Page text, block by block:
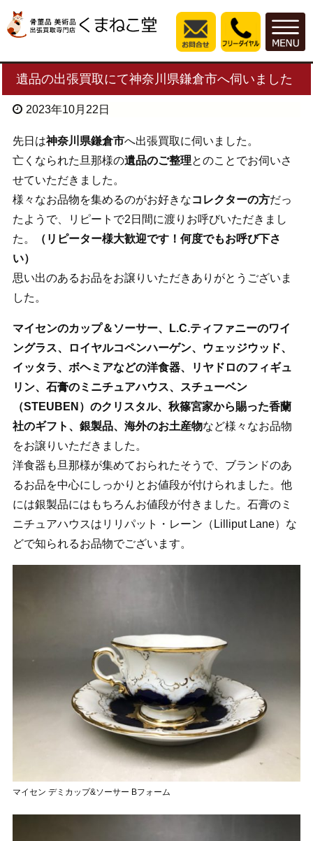
遺品の出張買取にて神奈川県鎌倉市へ伺いました
2023年10月22日
先日は神奈川県鎌倉市へ出張買取に伺いました。
亡くなられた旦那様の遺品のご整理とのことでお伺いさ
せていただきました。
様々なお品物を集めるのがお好きなコレクターの方だっ
たようで、リピートで2日間に渡りお呼びいただきまし
た。
（リピーター様大歓迎です！何度でもお呼び下さ
い）
思い出のあるお品をお譲りいただきありがとうございま
した。
マイセンのカップ＆ソーサー、L.C.ティファニーのワイ
ングラス、ロイヤルコペンハーゲン、ウェッジウッド、
イッタラ、ボヘミアなどの洋食器、リヤドロのフィギュ
リン、石膏のミニチュアハウス、スチューベン
（STEUBEN）のクリスタル、秋篠宮家から賜った香蘭
社のギフト、銀製品、海外のお土産物など様々なお品物
をお譲りいただきました。
洋食器も旦那様が集めておられたそうで、ブランドのあ
るお品を中心にしっかりとお値段が付けられました。他
には銀製品にはもちろんお値段が付きました。石膏のミ
ニチュアハウスはリリパット・レーン（Lilliput Lane）な
どで知られるお品物でございます。
マイセン デミカップ&ソーサー Bフォーム